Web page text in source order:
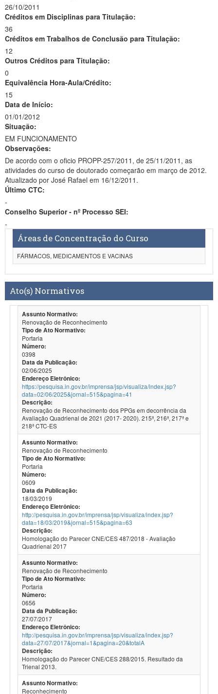
26/10/2011
Créditos em Disciplinas para Titulação:
36
Créditos em Trabalhos de Conclusão para Titulação:
12
Outros Créditos para Titulação:
0
Equivalência Hora-Aula/Crédito:
15
Data de Início:
01/01/2012
Situação:
EM FUNCIONAMENTO
Observações:
De acordo com o oficio PROPP-257/2011, de 25/11/2011, as
atividades do curso de doutorado começarão em março de 2012.
Atualizado por José Rafael em 16/12/2011.
Último CTC:
-
Conselho Superior - nº Processo SEI:
-
Áreas de Concentração do Curso
FÁRMACOS, MEDICAMENTOS E VACINAS
Ato(s) Normativos
Assunto Normativo:
Renovação de Reconhecimento
Tipo de Ato Normativo:
Portaria
Número:
0398
Data da Publicação:
02/06/2025
Endereço Eletrônico:
https://pesquisa.in.gov.br/imprensa/jsp/visualiza/index.jsp?
data=02/06/2025&jornal=515&pagina=41
Descrição:
Renovação de Reconhecimento dos PPGs em decorrência da
Avaliação Quadrienal de 2021 (2017- 2020). 215ª, 216ª, 217ª e
218ª CTC-ES
Assunto Normativo:
Renovação de Reconhecimento
Tipo de Ato Normativo:
Portaria
Número:
0609
Data da Publicação:
18/03/2019
Endereço Eletrônico:
http://pesquisa.in.gov.br/imprensa/jsp/visualiza/index.jsp?
data=18/03/2019&jornal=515&pagina=63
Descrição:
Homologação do Parecer CNE/CES 487/2018 - Avaliação
Quadrienal 2017
Assunto Normativo:
Renovação de Reconhecimento
Tipo de Ato Normativo:
Portaria
Número:
0656
Data da Publicação:
27/07/2017
Endereço Eletrônico:
http://pesquisa.in.gov.br/imprensa/jsp/visualiza/index.jsp?
data=27/07/2017&jornal=1&pagina=20&totalA
Descrição:
Homologação do Parecer CNE/CES 288/2015. Resultado da
Trienal 2013.
Assunto Normativo:
Reconhecimento